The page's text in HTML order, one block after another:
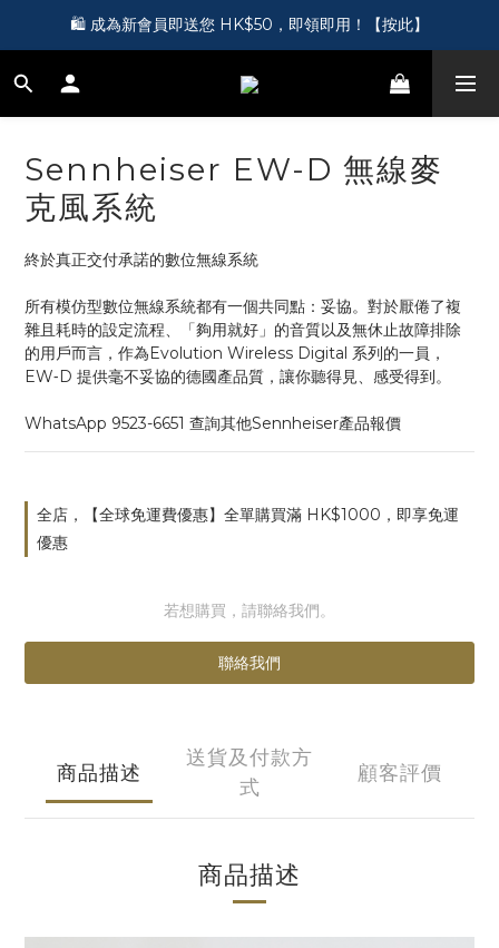
🎵 第一次接觸訂製耳機？歡迎到 Showroom 免費體驗【按此】
🛍️ 成為新會員即送您 HK$50，即領即用！【按此】
🎵 第一次接觸訂製耳機？歡迎到 Showroom 免費體驗【按此】
Sennheiser EW-D 無線麥
克風系統
終於真正交付承諾的數位無線系統
所有模仿型數位無線系統都有一個共同點：妥協。對於厭倦了複
雜且耗時的設定流程、「夠用就好」的音質以及無休止故障排除
的用戶而言，作為Evolution Wireless Digital 系列的一員，
EW‑D 提供毫不妥協的德國產品質，讓你聽得見、感受得到。
WhatsApp 9523-6651 查詢其他Sennheiser產品報價
全店，【全球免運費優惠】全單購買滿 HK$1000，即享免運
優惠
若想購買，請聯絡我們。
聯絡我們
商品描述
送貨及付款方
式
顧客評價
商品描述